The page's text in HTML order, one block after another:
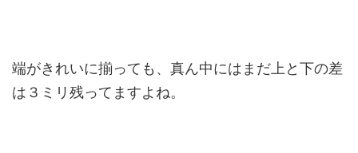
端がきれいに揃っても、真ん中にはまだ上と下の差
は３ミリ残ってますよね。